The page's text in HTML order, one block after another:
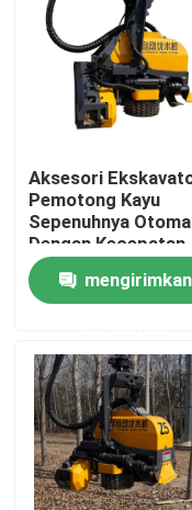
Tentang kita
Wisata pabrik
Hubungi kami
Berita
Quote request
Mini Ekskavator
Excavator hidraulik
Aksesori
Pemotong Kayu
Sepenuhnya
Dengan Kecepatan
Pengumpanan 4m/S
mengirimkan